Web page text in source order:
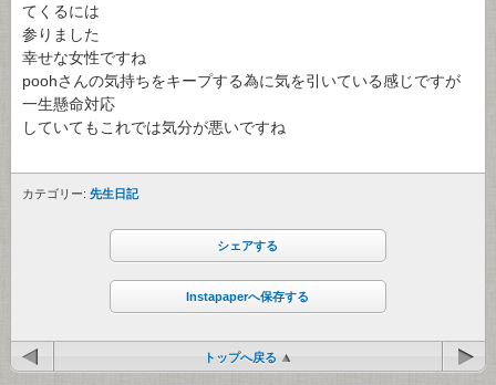
てくるには
参りました
幸せな女性ですね
poohさんの気持ちをキープする為に気を引いている感じですが
一生懸命対応
していてもこれでは気分が悪いですね
カテゴリー: 先生日記
シェアする
Instapaperへ保存する
トップへ戻る